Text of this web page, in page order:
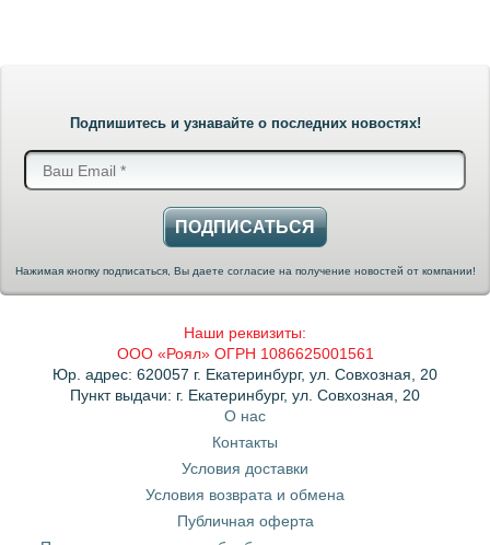
Подпишитесь и узнавайте о последних новостях!
ПОДПИСАТЬСЯ
Нажимая кнопку подписаться, Вы даете согласие на получение новостей от компании!
Наши реквизиты:
ООО «Роял» ОГРН 1086625001561
Юр. адрес: 620057 г. Екатеринбург, ул. Совхозная, 20
Пункт выдачи: г. Екатеринбург, ул. Совхозная, 20
О нас
Контакты
Условия доставки
Условия возврата и обмена
Публичная оферта